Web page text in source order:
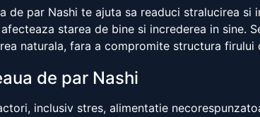
de par Nashi te ajuta sa readuci stralucirea
starea de bine si increderea in sine.
naturala, fara a compromite structura firului
de par Nashi
inclusiv stres, alimentatie